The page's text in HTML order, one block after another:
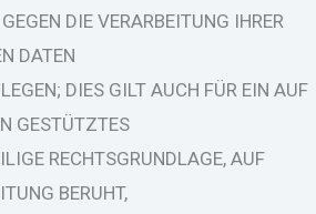
DIE VERARBEITUNG IHRER
DATEN
DIES GILT AUCH FÜR EIN AUF
GESTÜTZTES
RECHTSGRUNDLAGE, AUF
BERUHT,